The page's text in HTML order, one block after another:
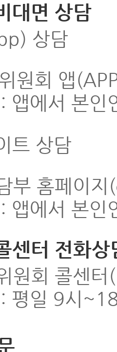
대면 상담
상담
원회 앱
앱에서 본인
트 상담
부 홈페이
앱에서 본인
센터 전화
원회 콜센
평일 9시